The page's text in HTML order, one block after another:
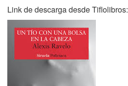
Link de descarga desde Tiflolibros: